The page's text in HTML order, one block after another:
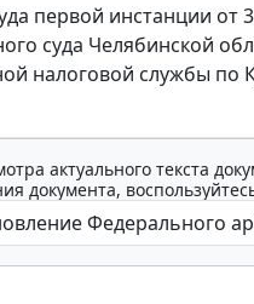
первой инстанции от
суда Челябинской
налоговой службы по
актуального текста
документа,